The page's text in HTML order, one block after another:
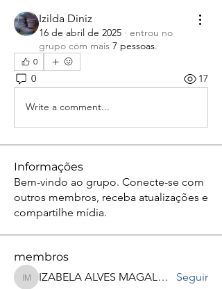
Izilda Diniz
16 de abril de 2025 · entrou no
grupo com mais 7 pessoas.
0
0 17
Write a comment...
Informações
Bem-vindo ao grupo. Conecte-se com
outros membros, receba atualizações e
compartilhe mídia.
membros
IZABELA ALVES MAGALHÃES IZABELA ALVES MAGALHÃES Seguir